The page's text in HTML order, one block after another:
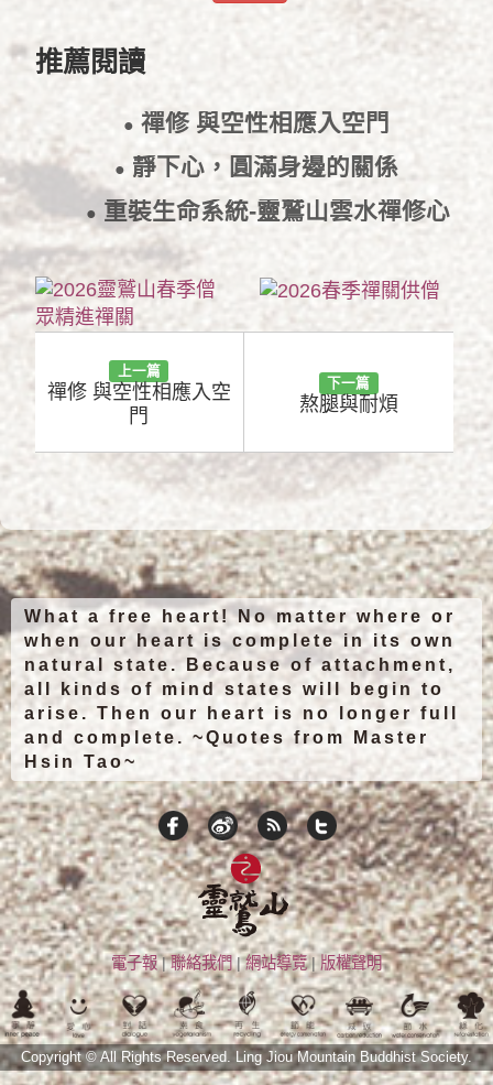
推薦閱讀
● 禪修 與空性相應入空門
2016/11/17
● 靜下心，圓滿身邊的關係
2016/11/16
● 重裝生命系統-靈鷲山雲水禪修心
上一篇
禪修 與空性相應入空
門
下一篇
熬腿與耐煩
What a free heart! No matter where or
when our heart is complete in its own
natural state. Because of attachment,
all kinds of mind states will begin to
arise. Then our heart is no longer full
and complete. ~Quotes from Master
Hsin Tao~
電子報|聯絡我們|網站導覽| 版權聲明
Copyright © All Rights Reserved. Ling Jiou Mountain Buddhist Society.